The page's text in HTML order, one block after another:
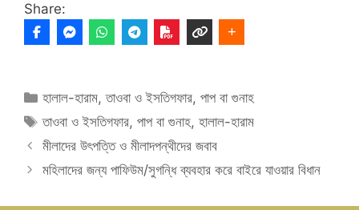
Share:
Categories
হালাল-হারাম,তাওবা ও ইসতিগফার,পাপ বা গুনাহ
Tags
তাওবা ও ইসতিগফার,পাপ বা গুনাহ,হালাল-হারাম
মীলাদের উৎপত্তি ও মীলাদপন্থীদের জবাব
মহিলাদের জন্য পাফিউম/সুগন্ধি ব্যবহার করে বাইরে যাওয়ার বিধান